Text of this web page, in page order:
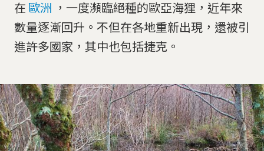
在 歐洲 ，一度瀕臨絕種的歐亞海狸，近年來
數量逐漸回升。不但在各地重新出現，還被引
進許多國家，其中也包括捷克。